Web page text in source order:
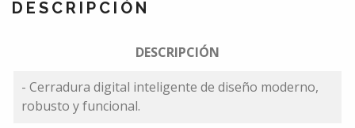
DESCRIPCIÓN
DESCRIPCIÓN
- Cerradura digital inteligente de diseño moderno,
robusto y funcional.